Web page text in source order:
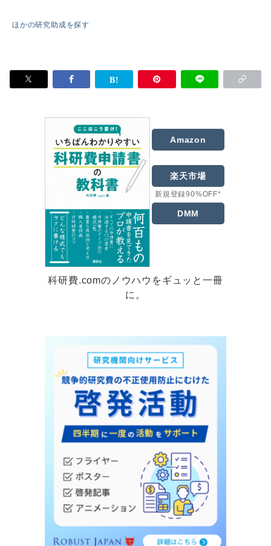
ほかの研究助成を探す
Amazon
楽天市場
新規登録90%OFF*
DMM
科研費.comのノウハウをギュッと一冊
に。